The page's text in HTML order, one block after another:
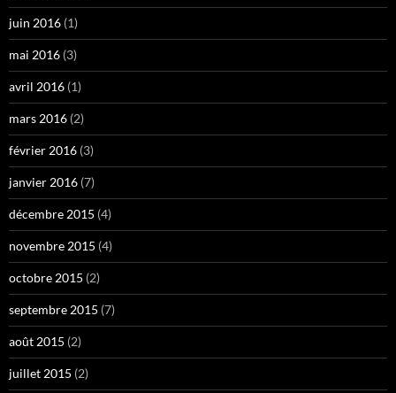
juin 2016 (1)
mai 2016 (3)
avril 2016 (1)
mars 2016 (2)
février 2016 (3)
janvier 2016 (7)
décembre 2015 (4)
novembre 2015 (4)
octobre 2015 (2)
septembre 2015 (7)
août 2015 (2)
juillet 2015 (2)